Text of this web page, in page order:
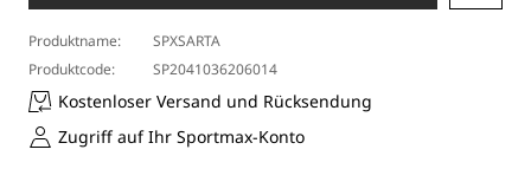
aus
Produktname:
SPXSARTA
Produktcode:
SP2041036206014
Kostenloser Versand und Rücksendung
Zugriff auf Ihr Sportmax-Konto